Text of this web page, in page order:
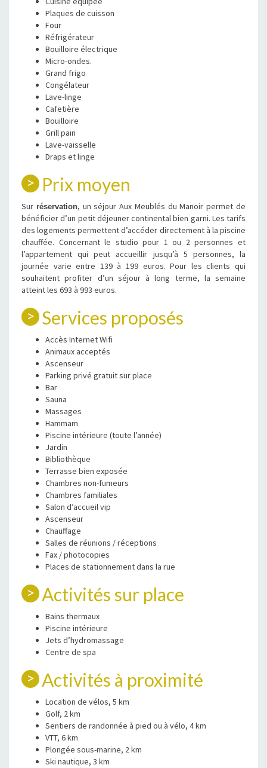
Plaques de cuisson
Four
Réfrigérateur
Bouilloire électrique
Micro-ondes.
Grand frigo
Congélateur
Lave-linge
Cafetière
Bouilloire
Grill pain
Lave-vaisselle
Draps et linge
Prix moyen
Sur réservation, un séjour Aux Meublés du Manoir permet de
bénéficier d’un petit déjeuner continental bien garni. Les tarifs
des logements permettent d’accéder directement à la piscine
chauffée. Concernant le studio pour 1 ou 2 personnes et
l’appartement qui peut accueillir jusqu’à 5 personnes, la
journée varie entre 139 à 199 euros. Pour les clients qui
souhaitent profiter d’un séjour à long terme, la semaine
atteint les 693 à 993 euros.
Services proposés
Accès Internet Wifi
Animaux acceptés
Ascenseur
Parking privé gratuit sur place
Bar
Sauna
Massages
Hammam
Piscine intérieure (toute l’année)
Jardin
Bibliothèque
Terrasse bien exposée
Chambres non-fumeurs
Chambres familiales
Salon d’accueil vip
Ascenseur
Chauffage
Salles de réunions / réceptions
Fax / photocopies
Places de stationnement dans la rue
Activités sur place
Bains thermaux
Piscine intérieure
Jets d’hydromassage
Centre de spa
Activités à proximité
Location de vélos, 5 km
Golf, 2 km
Sentiers de randonnée à pied ou à vélo, 4 km
VTT, 6 km
Plongée sous-marine, 2 km
Ski nautique, 3 km